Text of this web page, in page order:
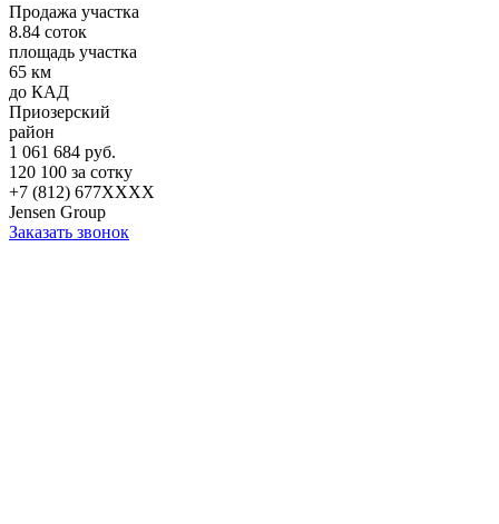
Продажа участка
8.84 соток
площадь участка
65 км
до КАД
Приозерский
район
1 061 684 руб.
120 100 за сотку
+7 (812) 677XXXX
Jensen Group
Заказать звонок